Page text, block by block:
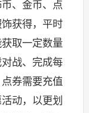
、金币、点
获得，平时
取一定数量
战、完成每
券需要充值
动，以更划